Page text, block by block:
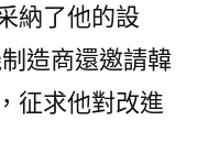
納了他的設
造商還邀請韓
征求他對改進